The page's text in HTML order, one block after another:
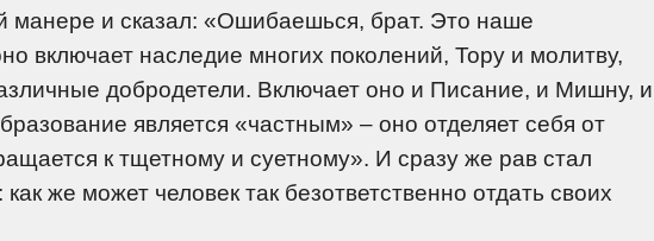
манере и сказал: «Ошибаешься, брат. Это наше
включает наследие многих поколений, Тору и молитву,
добродетели. Включает оно и Писание, и Мишну, и
является «частным» – оно отделяет себя от
к тщетному и суетному». И сразу же рав стал
же может человек так безответственно отдать своих